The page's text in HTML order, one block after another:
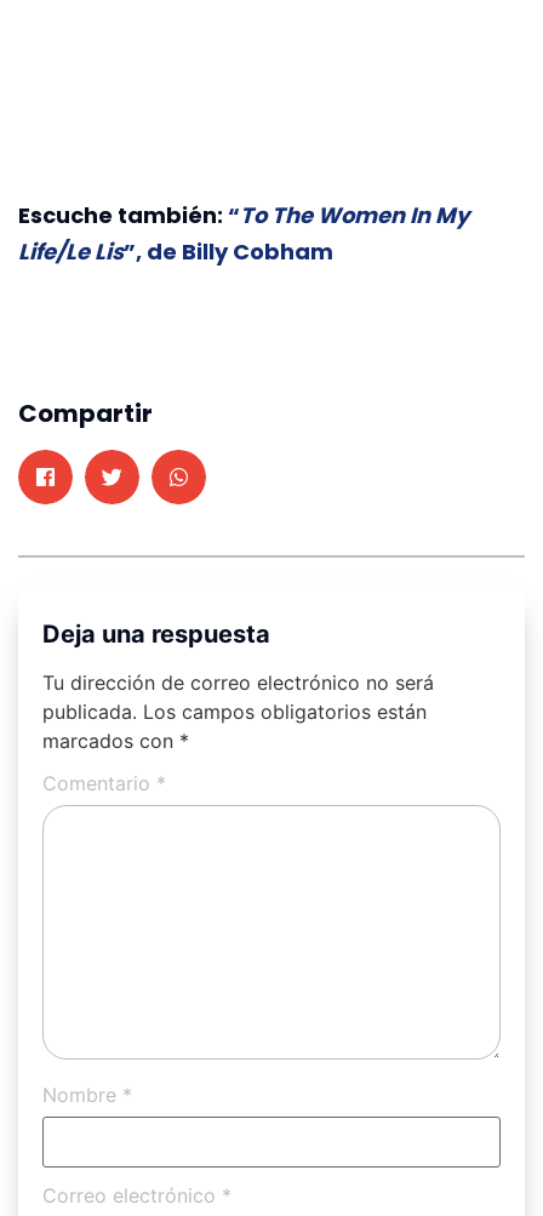
Escuche también: “To The Women In My
Life/Le Lis”, de Billy Cobham
Compartir
Deja una respuesta
Tu dirección de correo electrónico no será
publicada. Los campos obligatorios están
marcados con *
Comentario *
Nombre *
Correo electrónico *